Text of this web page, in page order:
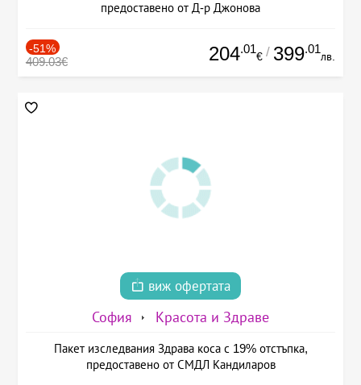
предоставено от Д-р Джонова
-51%
409.03€ 204.01
€ / 399.01
лв.
виж офертата
София Красота и Здраве
Пакет изследвания Здрава коса с 19% отстъпка,
предоставено от СМДЛ Кандиларов